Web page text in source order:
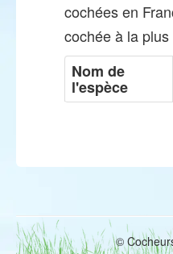
cochées en
cochée à la
Nom de
l'espèce
©